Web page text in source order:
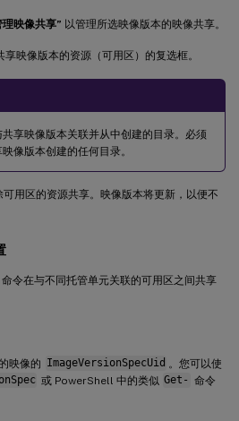
理映像共享” 以管理所选映像版本的映像共享。
映像版本的资源（可用区）的复选框。
享映像版本关联并从中创建的目录。必须
像版本创建的任何目录。
可用区的资源共享。映像版本将更新，以便不
令在与不同托管单元关联的可用区之间共享
映像的 ImageVersionSpecUid 。您可以使
或 PowerShell 中的类似 Get- 命令